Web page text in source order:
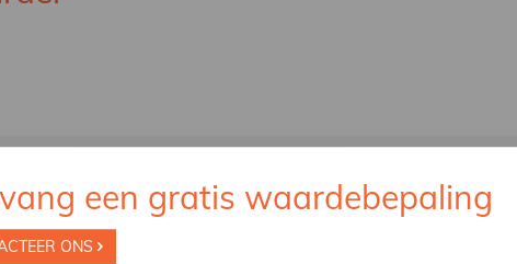
een gratis waardebepaling
ONS